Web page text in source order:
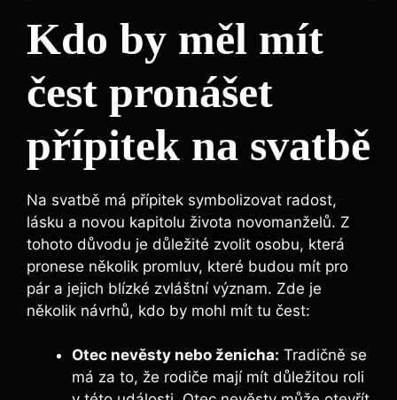
Kdo ⁤by​ měl⁤ mít
čest pronášet
přípitek na svatbě
Na ⁣svatbě má přípitek symbolizovat radost,
lásku a ⁣novou kapitolu života novomanželů. Z
tohoto důvodu je důležité zvolit ‍osobu, ‌která
pronese‌ několik promluv, které budou mít pro
pár a jejich blízké zvláštní význam. Zde je
⁤několik návrhů, kdo by mohl mít tu čest:
Otec nevěsty nebo ženicha: Tradičně se
má za to, že rodiče mají mít důležitou roli